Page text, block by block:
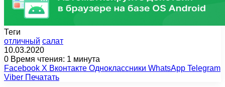
Теги
отличный салат
10.03.2020
0 Время чтения: 1 минута
Facebook X Вконтакте Одноклассники WhatsApp Telegram
Viber Печатать